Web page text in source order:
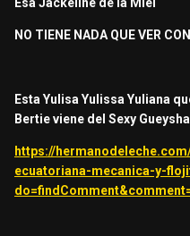
NO TIENE NADA QUE VER
Esta Yulisa Yulissa Yuliana
Bertieviene del Sexy
https://
ecuatoriana-mecanica-y-